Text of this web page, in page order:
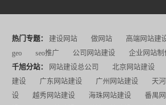
热门专题： 建设网站 做网站 高端网站建
geo
seo推广 公司网站建设 企业网站制
千旭分站：
网站建设总公司 北京网站建设
建设
广东网站建设 广州网站建设 天
设
越秀网站建设 海珠网站建设 番禺